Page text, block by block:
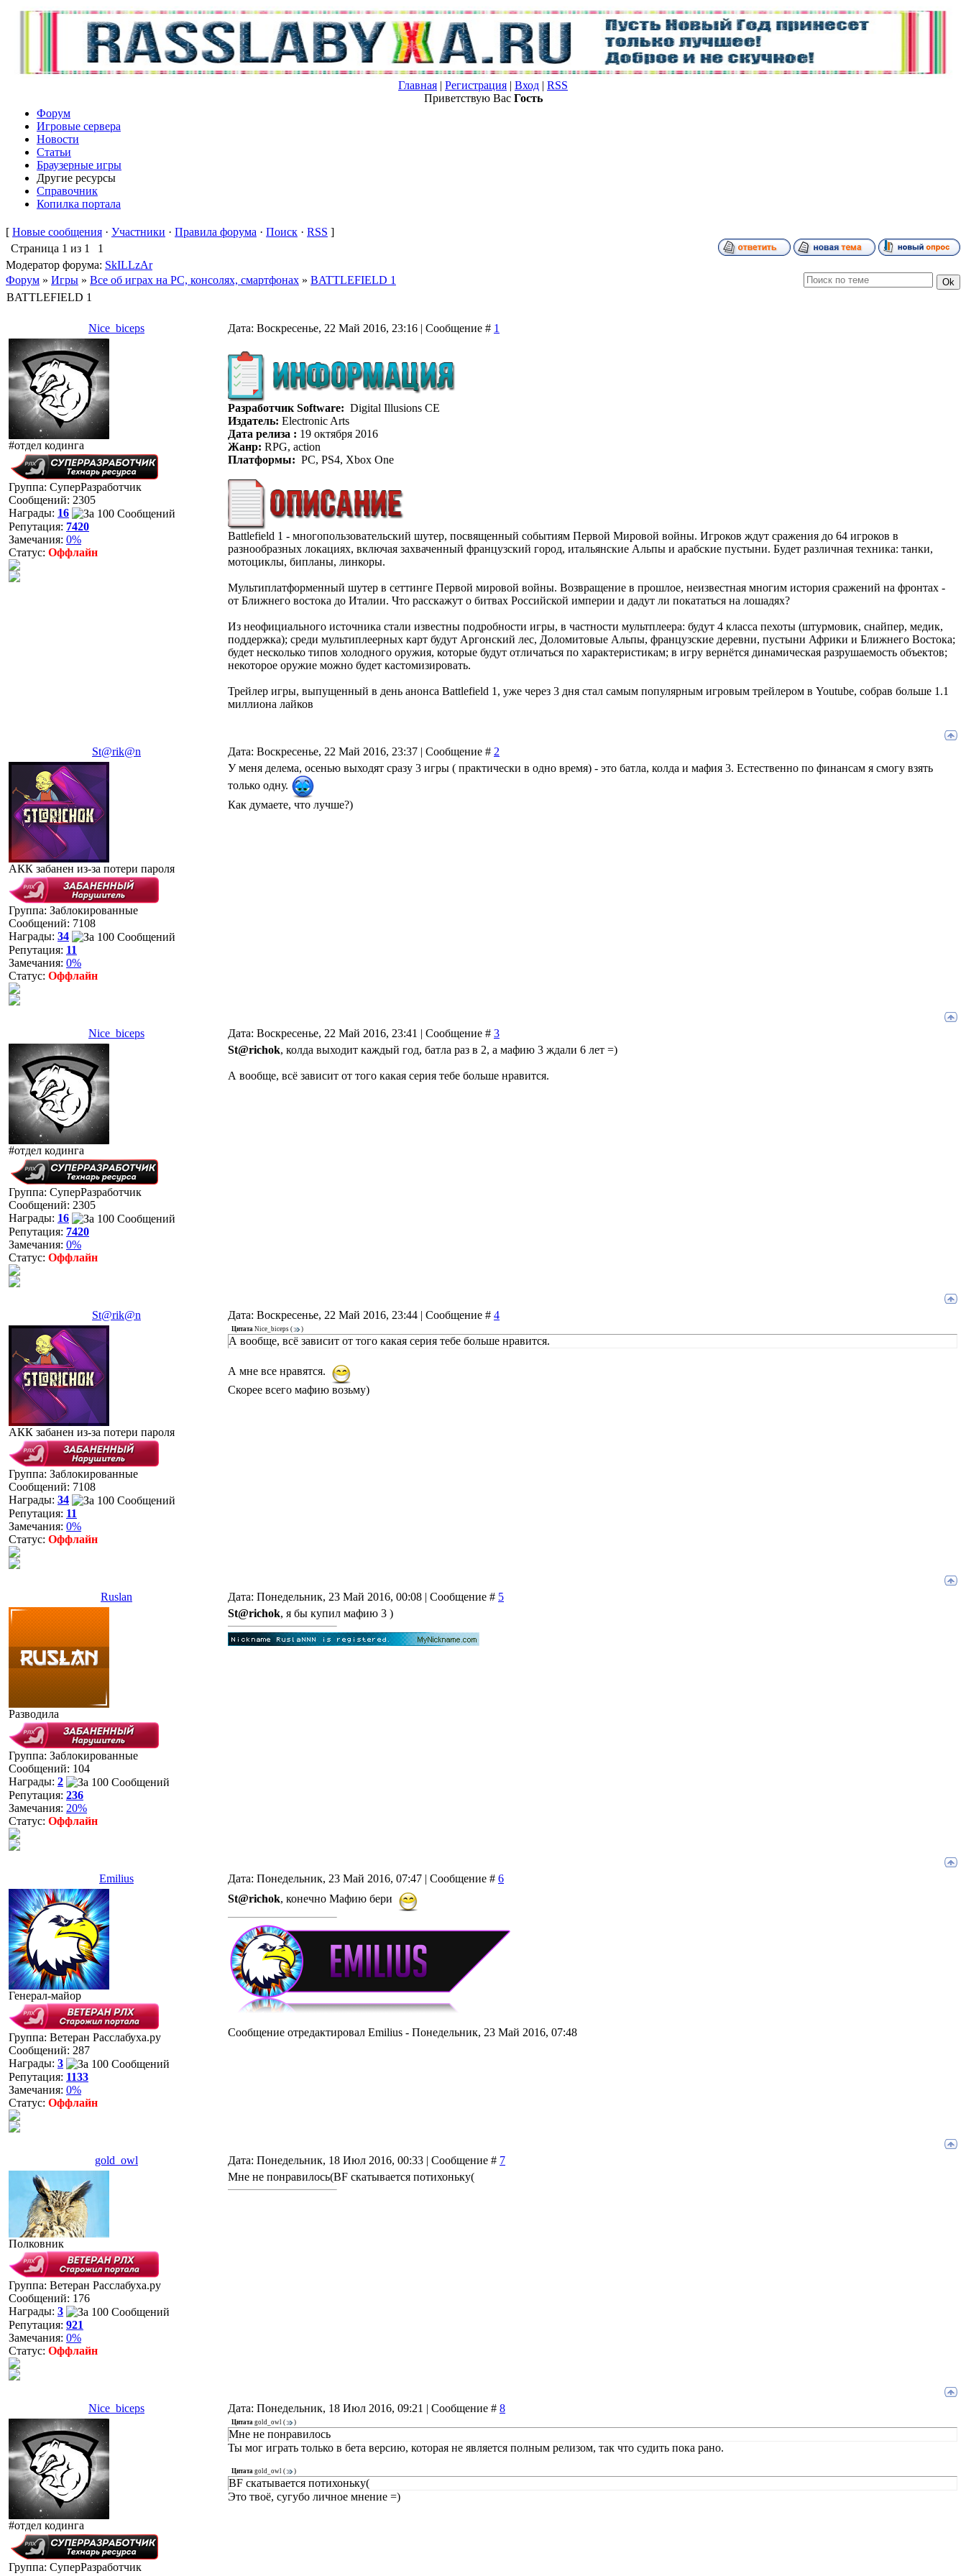
Главная | Регистрация | Вход | RSS
Приветствую Вас Гость
Форум
Игровые сервера
Новости
Статьи
Браузерные игры
Другие ресурсы
Справочник
Копилка портала
[ Новые сообщения · Участники · Правила форума · Поиск · RSS ]
Страница 1 из 1
1
Модератор форума: SkILLzAr
Форум » Игры » Все об играх на PC, консолях, смартфонах » BATTLEFIELD 1
BATTLEFIELD 1
Nice_biceps Дата: Воскресенье, 22 Май 2016, 23:16 | Сообщение # 1
#отдел кодинга
Группа: СуперРазработчик
Сообщений: 2305
Награды: 16
Репутация: 7420
Замечания: 0%
Статус: Оффлайн
Разработчик Software: Digital Illusions CE
Издатель: Electronic Arts
Дата релиза : 19 октября 2016
Жанр: RPG, action
Платформы: PC, PS4, Xbox One
Battlefield 1 - многопользовательский шутер, посвященный событиям Первой Мировой войны. Игроков ждут сражения до 64 игроков в
разнообразных локациях, включая захваченный французский город, итальянские Альпы и арабские пустыни. Будет различная техника: танки,
мотоциклы, бипланы, линкоры.
Мультиплатформенный шутер в сеттинге Первой мировой войны. Возвращение в прошлое, неизвестная многим история сражений на фронтах -
от Ближнего востока до Италии. Что расскажут о битвах Российской империи и дадут ли покататься на лошадях?
Из неофициального источника стали известны подробности игры, в частности мультплеера: будут 4 класса пехоты (штурмовик, снайпер, медик,
поддержка); среди мультиплеерных карт будут Аргонский лес, Доломитовые Альпы, французские деревни, пустыни Африки и Ближнего Востока;
будет несколько типов холодного оружия, которые будут отличаться по характеристикам; в игру вернётся динамическая разрушаемость объектов;
некоторое оружие можно будет кастомизировать.
Трейлер игры, выпущенный в день анонса Battlefield 1, уже через 3 дня стал самым популярным игровым трейлером в Youtube, собрав больше 1.1
миллиона лайков
St@rik@n Дата: Воскресенье, 22 Май 2016, 23:37 | Сообщение # 2
АКК забанен из-за потери пароля
Группа: Заблокированные
Сообщений: 7108
Награды: 34
Репутация: 11
Замечания: 0%
Статус: Оффлайн
У меня делема, осенью выходят сразу 3 игры ( практически в одно время) - это батла, колда и мафия 3. Естественно по финансам я смогу взять
только одну.
Как думаете, что лучше?)
Nice_biceps Дата: Воскресенье, 22 Май 2016, 23:41 | Сообщение # 3
#отдел кодинга
Группа: СуперРазработчик
Сообщений: 2305
Награды: 16
Репутация: 7420
Замечания: 0%
Статус: Оффлайн
St@richok, колда выходит каждый год, батла раз в 2, а мафию 3 ждали 6 лет =)
А вообще, всё зависит от того какая серия тебе больше нравится.
St@rik@n Дата: Воскресенье, 22 Май 2016, 23:44 | Сообщение # 4
АКК забанен из-за потери пароля
Группа: Заблокированные
Сообщений: 7108
Награды: 34
Репутация: 11
Замечания: 0%
Статус: Оффлайн
Цитата Nice_biceps ( )
А вообще, всё зависит от того какая серия тебе больше нравится.
А мне все нравятся.
Скорее всего мафию возьму)
Ruslan Дата: Понедельник, 23 Май 2016, 00:08 | Сообщение # 5
Разводила
Группа: Заблокированные
Сообщений: 104
Награды: 2
Репутация: 236
Замечания: 20%
Статус: Оффлайн
St@richok, я бы купил мафию 3 )
Emilius Дата: Понедельник, 23 Май 2016, 07:47 | Сообщение # 6
Генерал-майор
Группа: Ветеран Расслабуха.ру
Сообщений: 287
Награды: 3
Репутация: 1133
Замечания: 0%
Статус: Оффлайн
St@richok, конечно Мафию бери
Сообщение отредактировал Emilius - Понедельник, 23 Май 2016, 07:48
gold_owl Дата: Понедельник, 18 Июл 2016, 00:33 | Сообщение # 7
Полковник
Группа: Ветеран Расслабуха.ру
Сообщений: 176
Награды: 3
Репутация: 921
Замечания: 0%
Статус: Оффлайн
Мне не понравилось(BF скатывается потихоньку(
Nice_biceps Дата: Понедельник, 18 Июл 2016, 09:21 | Сообщение # 8
#отдел кодинга
Группа: СуперРазработчик
Цитата gold_owl ( )
Мне не понравилось
Ты мог играть только в бета версию, которая не является полным релизом, так что судить пока рано.
Цитата gold_owl ( )
BF скатывается потихоньку(
Это твоё, сугубо личное мнение =)